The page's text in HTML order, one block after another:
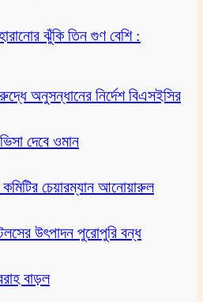
ঝুঁকি তিন গুণ বেশি :
অনুসন্ধানের নির্দেশ বিএসইসির
দেবে ওমান
কমিটির চেয়ারম্যান আনোয়ারুল
উৎপাদন পুরোপুরি বন্ধ
বাড়ল